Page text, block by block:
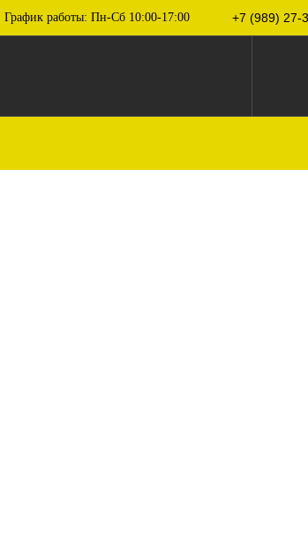
График работы: Пн-Сб 10:00-17:00 +7 (989) 27-